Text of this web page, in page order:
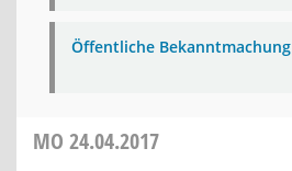
Öffentliche Bekanntmachung
MO 24.04.2017